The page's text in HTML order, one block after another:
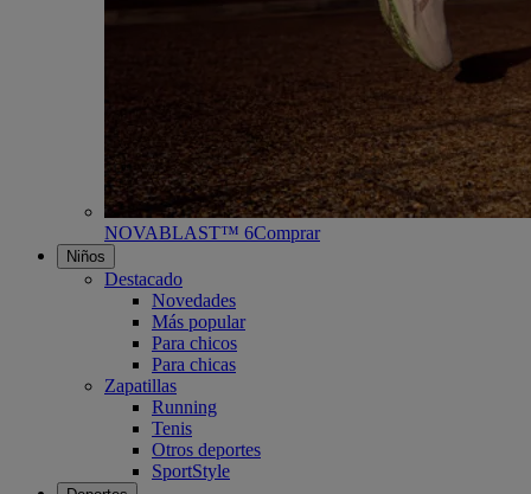
NOVABLAST™ 6Comprar
Niños
Destacado
Novedades
Más popular
Para chicos
Para chicas
Zapatillas
Running
Tenis
Otros deportes
SportStyle